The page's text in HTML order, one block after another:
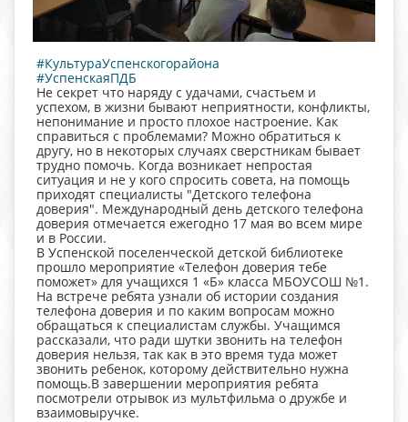
#КультураУспенскогорайона
#УспенскаяПДБ
Не секрет что наряду с удачами, счастьем и
успехом, в жизни бывают неприятности, конфликты,
непонимание и просто плохое настроение. Как
справиться с проблемами? Можно обратиться к
другу, но в некоторых случаях сверстникам бывает
трудно помочь. Когда возникает непростая
ситуация и не у кого спросить совета, на помощь
приходят специалисты "Детского телефона
доверия". Международный день детского телефона
доверия отмечается ежегодно 17 мая во всем мире
и в России.
В Успенской поселенческой детской библиотеке
прошло мероприятие «Телефон доверия тебе
поможет» для учащихся 1 «Б» класса МБОУСОШ №1.
На встрече ребята узнали об истории создания
телефона доверия и по каким вопросам можно
обращаться к специалистам службы. Учащимся
рассказали, что ради шутки звонить на телефон
доверия нельзя, так как в это время туда может
звонить ребенок, которому действительно нужна
помощь.В завершении мероприятия ребята
посмотрели отрывок из мультфильма о дружбе и
взаимовыручке.